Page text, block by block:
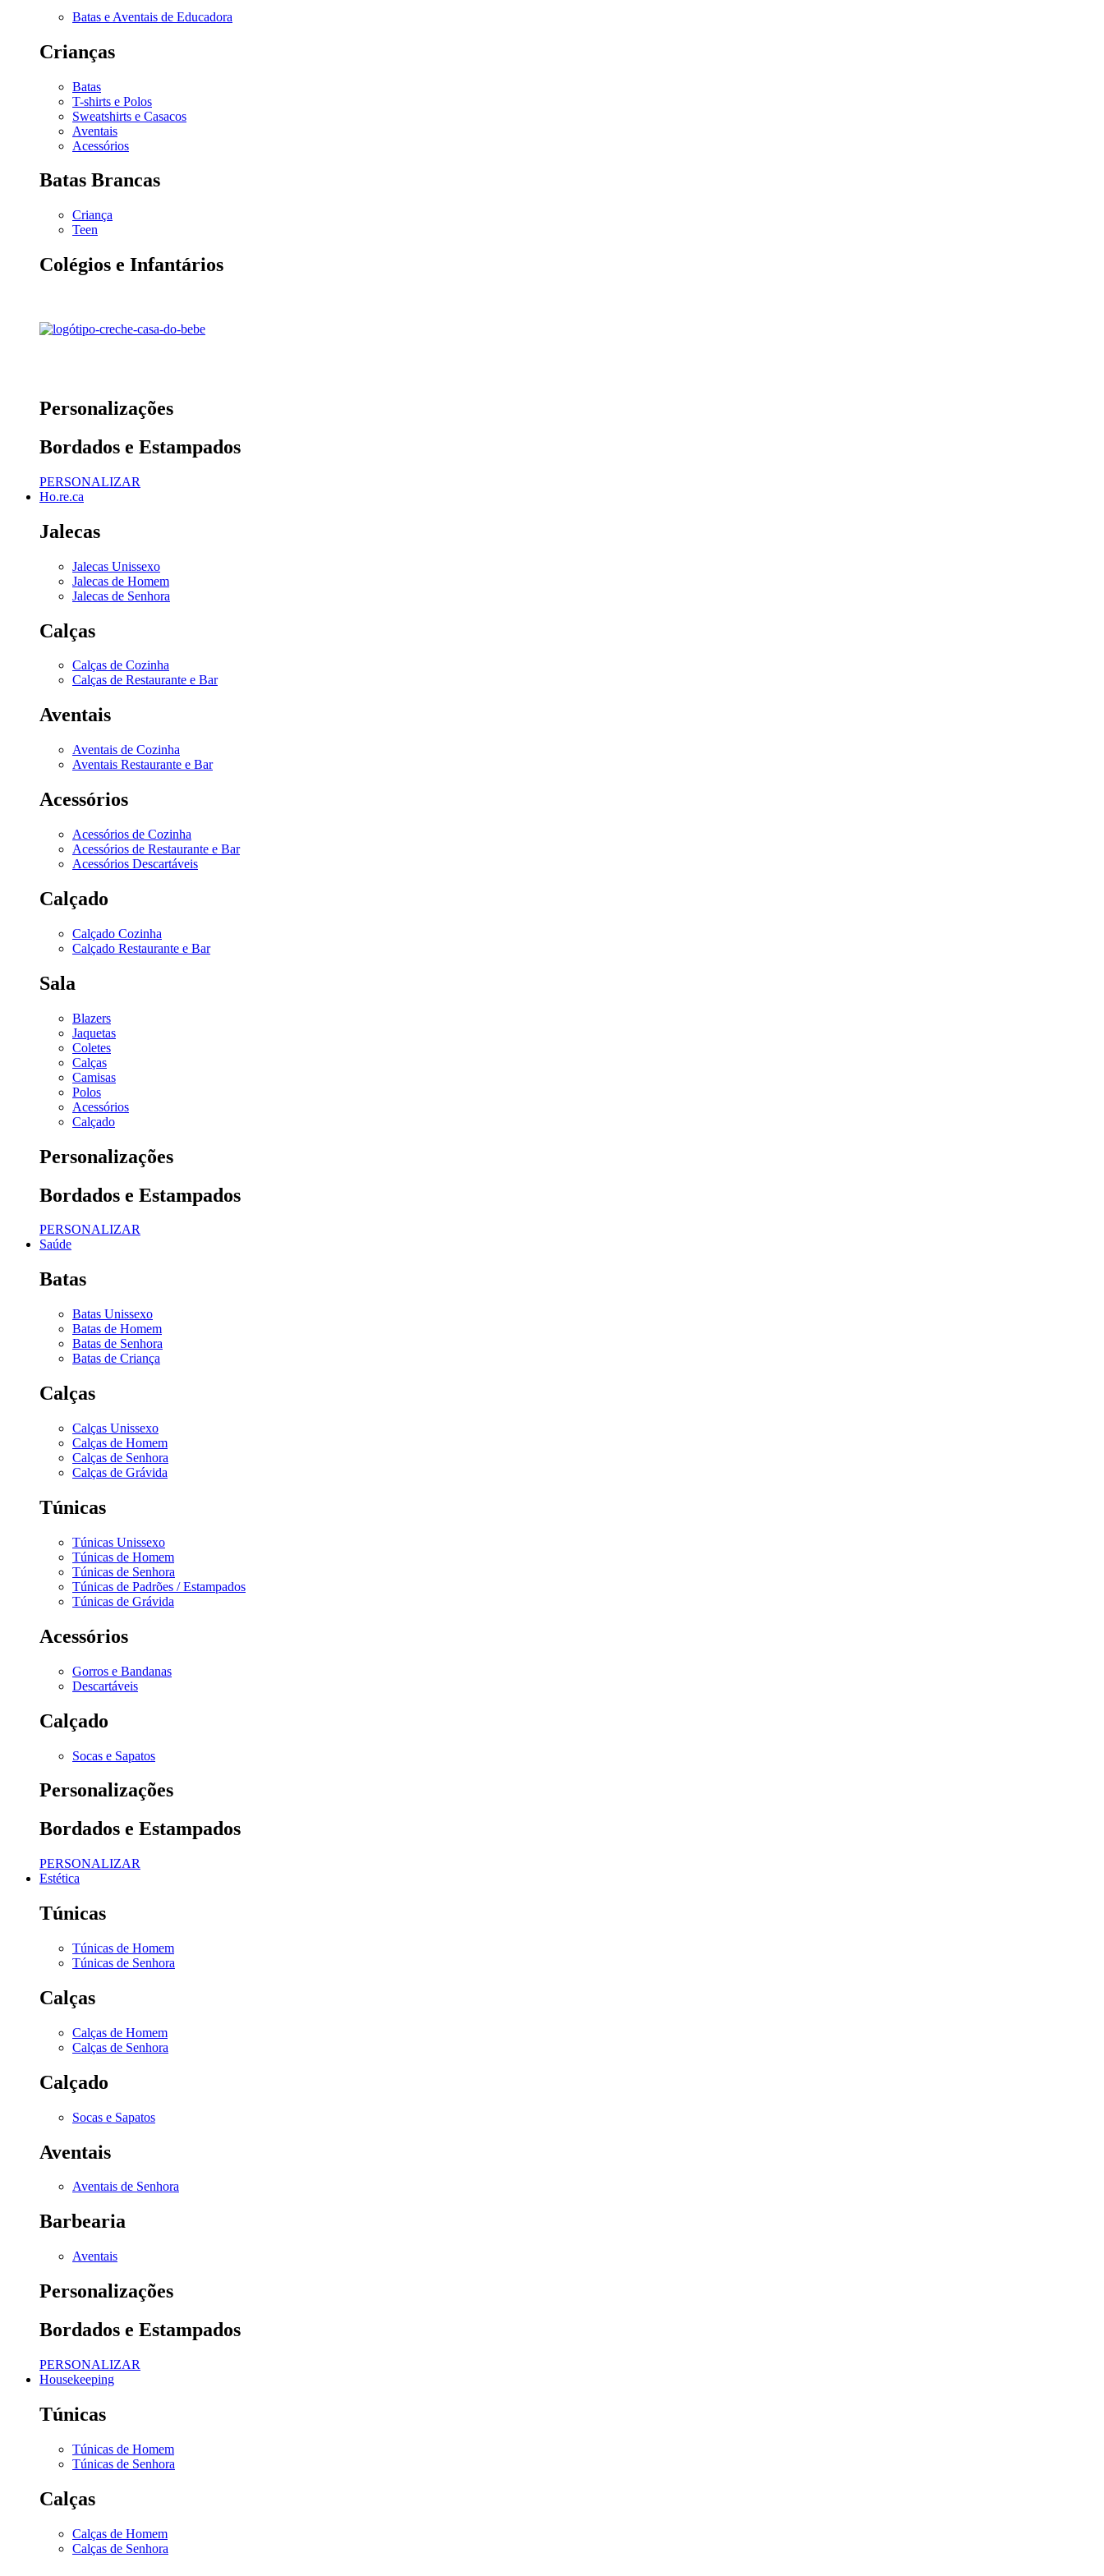
Batas e Aventais de Educadora
Crianças
Batas
T-shirts e Polos
Sweatshirts e Casacos
Aventais
Acessórios
Batas Brancas
Criança
Teen
Colégios e Infantários
Personalizações
Bordados e Estampados
PERSONALIZAR
Ho.re.ca
Jalecas
Jalecas Unissexo
Jalecas de Homem
Jalecas de Senhora
Calças
Calças de Cozinha
Calças de Restaurante e Bar
Aventais
Aventais de Cozinha
Aventais Restaurante e Bar
Acessórios
Acessórios de Cozinha
Acessórios de Restaurante e Bar
Acessórios Descartáveis
Calçado
Calçado Cozinha
Calçado Restaurante e Bar
Sala
Blazers
Jaquetas
Coletes
Calças
Camisas
Polos
Acessórios
Calçado
Personalizações
Bordados e Estampados
PERSONALIZAR
Saúde
Batas
Batas Unissexo
Batas de Homem
Batas de Senhora
Batas de Criança
Calças
Calças Unissexo
Calças de Homem
Calças de Senhora
Calças de Grávida
Túnicas
Túnicas Unissexo
Túnicas de Homem
Túnicas de Senhora
Túnicas de Padrões / Estampados
Túnicas de Grávida
Acessórios
Gorros e Bandanas
Descartáveis
Calçado
Socas e Sapatos
Personalizações
Bordados e Estampados
PERSONALIZAR
Estética
Túnicas
Túnicas de Homem
Túnicas de Senhora
Calças
Calças de Homem
Calças de Senhora
Calçado
Socas e Sapatos
Aventais
Aventais de Senhora
Barbearia
Aventais
Personalizações
Bordados e Estampados
PERSONALIZAR
Housekeeping
Túnicas
Túnicas de Homem
Túnicas de Senhora
Calças
Calças de Homem
Calças de Senhora